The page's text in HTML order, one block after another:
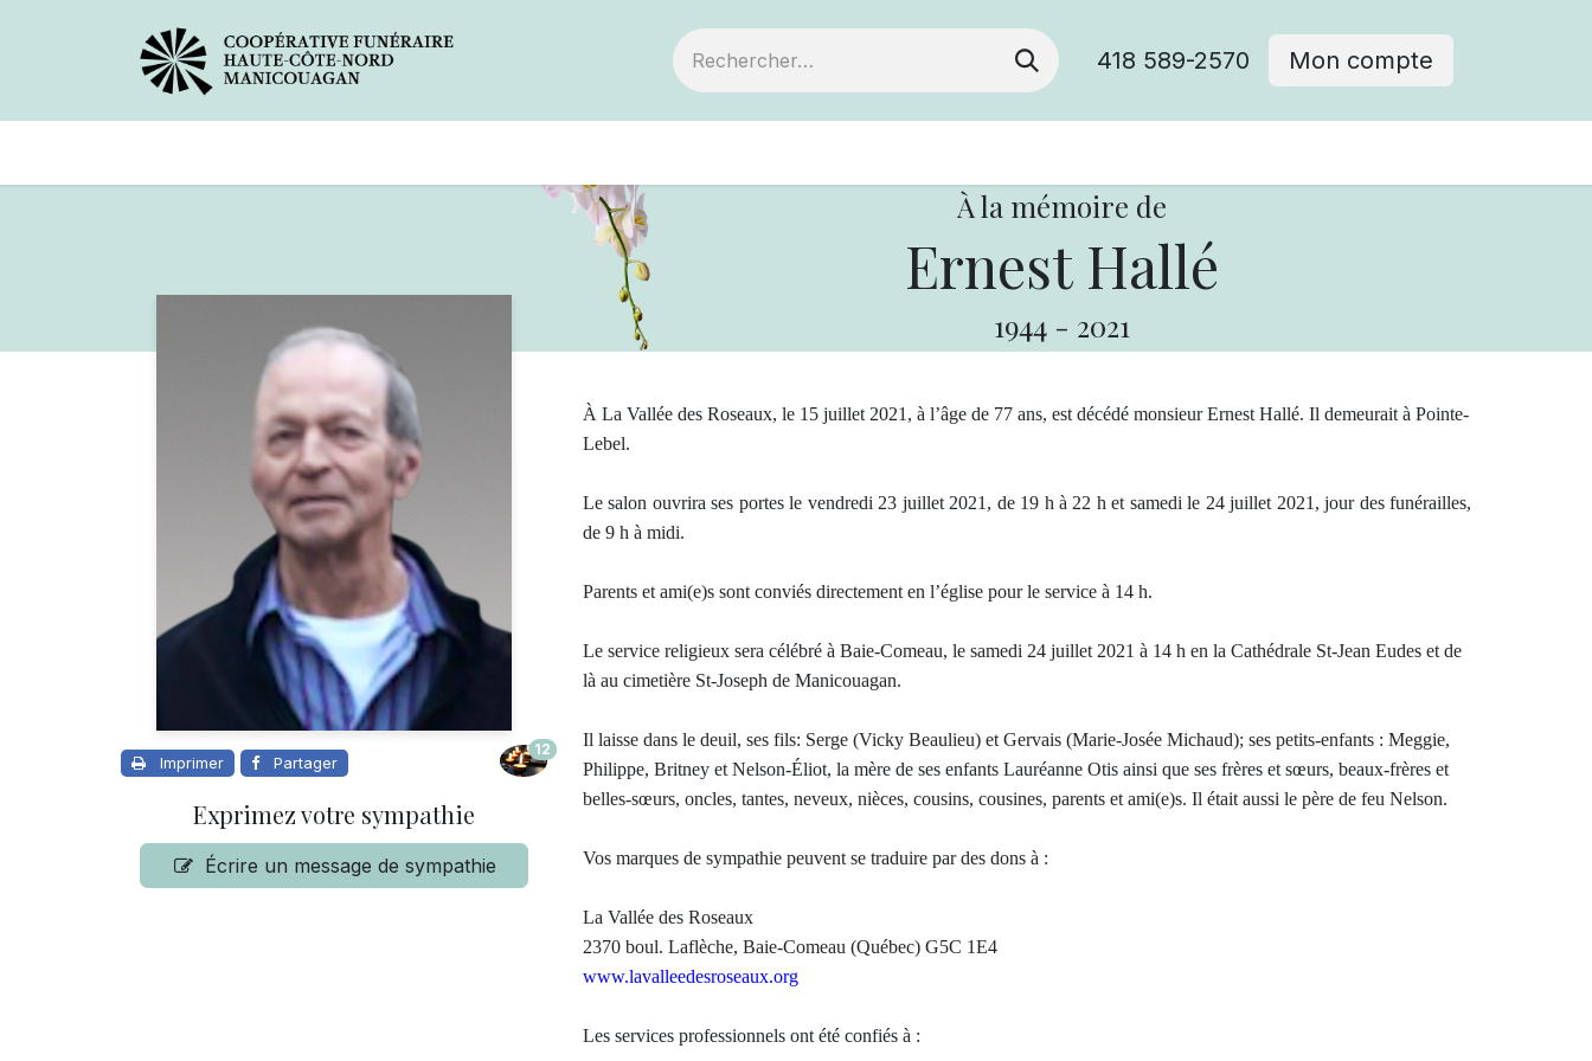
418 589-2570 Mon compte
À la mémoire de
Ernest Hallé
1944 - 2021
Imprimer Partager
12
Exprimez votre sympathie
Écrire un message de sympathie
À La Vallée des Roseaux, le 15 juillet 2021, à l’âge de 77 ans, est décédé monsieur Ernest Hallé. Il demeurait à Pointe-
Lebel.
Le salon ouvrira ses portes le vendredi 23 juillet 2021, de 19 h à 22 h et samedi le 24 juillet 2021, jour des funérailles,
de 9 h à midi.
Parents et ami(e)s sont conviés directement en l’église pour le service à 14 h.
Le service religieux sera célébré à Baie-Comeau, le samedi 24 juillet 2021 à 14 h en la Cathédrale St-Jean Eudes et de
là au cimetière St-Joseph de Manicouagan.
Il laisse dans le deuil, ses fils: Serge (Vicky Beaulieu) et Gervais (Marie-Josée Michaud); ses petits-enfants : Meggie,
Philippe, Britney et Nelson-Éliot, la mère de ses enfants Lauréanne Otis ainsi que ses frères et sœurs, beaux-frères et
belles-sœurs, oncles, tantes, neveux, nièces, cousins, cousines, parents et ami(e)s. Il était aussi le père de feu Nelson.
Vos marques de sympathie peuvent se traduire par des dons à :
La Vallée des Roseaux
2370 boul. Laflèche, Baie-Comeau (Québec) G5C 1E4
www.lavalleedesroseaux.org
Les services professionnels ont été confiés à :